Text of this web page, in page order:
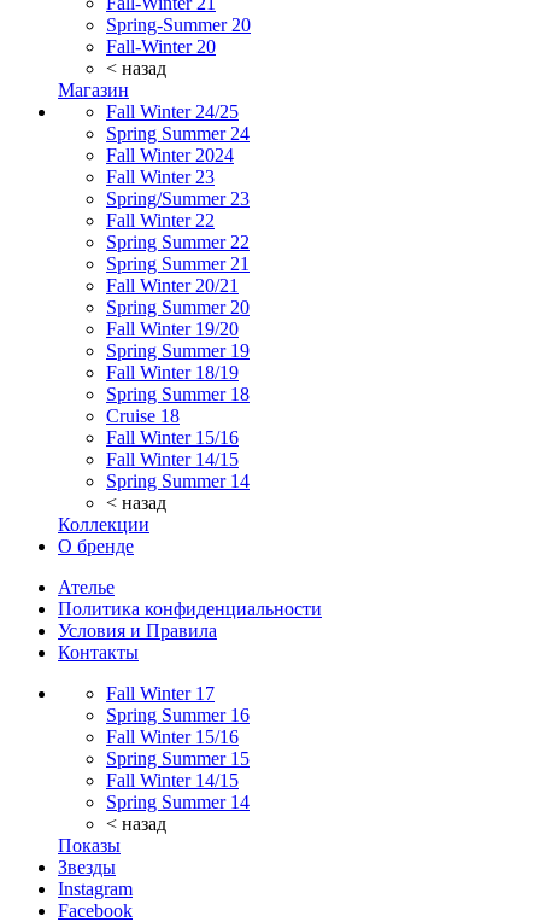
Spring-Summer 20
Fall-Winter 20
< назад
Магазин
Fall Winter 24/25
Spring Summer 24
Fall Winter 2024
Fall Winter 23
Spring/Summer 23
Fall Winter 22
Spring Summer 22
Spring Summer 21
Fall Winter 20/21
Spring Summer 20
Fall Winter 19/20
Spring Summer 19
Fall Winter 18/19
Spring Summer 18
Cruise 18
Fall Winter 15/16
Fall Winter 14/15
Spring Summer 14
< назад
Коллекции
О бренде
Ателье
Политика конфиденциальности
Условия и Правила
Контакты
Fall Winter 17
Spring Summer 16
Fall Winter 15/16
Spring Summer 15
Fall Winter 14/15
Spring Summer 14
< назад
Показы
Звезды
Instagram
Facebook